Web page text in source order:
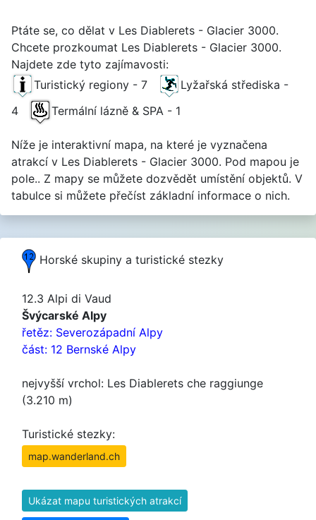
Ptáte se, co dělat v Les Diablerets - Glacier 3000.
Chcete prozkoumat Les Diablerets - Glacier 3000.
Najdete zde tyto zajímavosti:
Turistický regiony - 7
Lyžařská střediska -
4
Termální lázně & SPA - 1
Níže je interaktivní mapa, na které je vyznačena
atrakcí v Les Diablerets - Glacier 3000. Pod mapou je
pole.. Z mapy se můžete dozvědět umístění objektů. V
tabulce si můžete přečíst základní informace o nich.
Horské skupiny a turistické stezky
12.3 Alpi di Vaud
Švýcarské Alpy
řetěz: Severozápadní Alpy
část: 12 Bernské Alpy
nejvyšší vrchol: Les Diablerets che raggiunge
(3.210 m)
Turistické stezky:
map.wanderland.ch
Ukázat mapu turistických atrakcí